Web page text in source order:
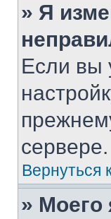
» Я
Если вы
Вернуться
» Моего